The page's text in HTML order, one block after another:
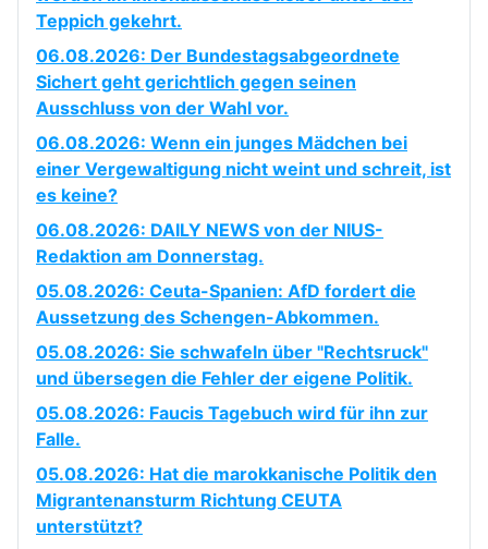
Teppich gekehrt.
06.08.2026: Der Bundestagsabgeordnete
Sichert geht gerichtlich gegen seinen
Ausschluss von der Wahl vor.
06.08.2026: Wenn ein junges Mädchen bei
einer Vergewaltigung nicht weint und schreit, ist
es keine?
06.08.2026: DAILY NEWS von der NIUS-
Redaktion am Donnerstag.
05.08.2026: Ceuta-Spanien: AfD fordert die
Aussetzung des Schengen-Abkommen.
05.08.2026: Sie schwafeln über "Rechtsruck"
und übersegen die Fehler der eigene Politik.
05.08.2026: Faucis Tagebuch wird für ihn zur
Falle.
05.08.2026: Hat die marokkanische Politik den
Migrantenansturm Richtung CEUTA
unterstützt?